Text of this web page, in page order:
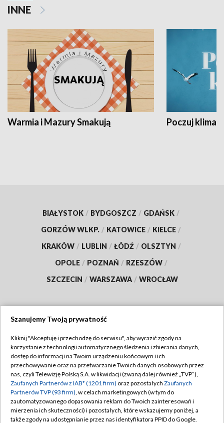
INNE
Warmia i Mazury Smakują Poczuj klimat
BIAŁYSTOK / BYDGOSZCZ / GDAŃSK /
GORZÓW WLKP. / KATOWICE / KIELCE /
KRAKÓW / LUBLIN / ŁÓDŹ / OLSZTYN /
OPOLE / POZNAŃ / RZESZÓW /
SZCZECIN / WARSZAWA / WROCŁAW
TVP
Abonament TVP
Emisja w TVP
Centrum informacji TVP
Naziemna Telewizja Cyfrowa
Regulamin TVP
Polityka prywatności
Moje zgody
Pomoc
Szanujemy Twoją prywatność
Kliknij "Akceptuję i przechodzę do serwisu", aby wyrazić zgody na
korzystanie z technologii automatycznego śledzenia i zbierania danych,
dostęp do informacji na Twoim urządzeniu końcowym i ich
przechowywanie oraz na przetwarzanie Twoich danych osobowych przez
nas, czyli Telewizję Polską S.A. w likwidacji (zwaną dalej również „TVP”),
Zaufanych Partnerów z IAB* (1201 firm) oraz pozostałych Zaufanych
Partnerów TVP (93 firm), w celach marketingowych (w tym do
zautomatyzowanego dopasowania reklam do Twoich zainteresowań i
mierzenia ich skuteczności) i pozostałych, które wskazujemy poniżej, a
także zgody na udostępnianie przez nas identyfikatora PPID do Google.